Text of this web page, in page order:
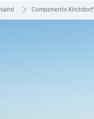
Components Kirchdorf